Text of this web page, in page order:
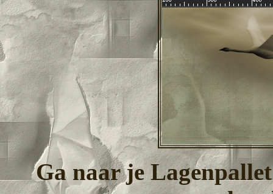
Ga naar je